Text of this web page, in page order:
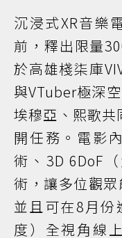
沉浸式XR音樂
前，釋出限量
於高雄棧柒庫
與VTuber極深
埃穆亞、熙歌
開任務。電影
術、3D 6DoF
術，讓多位觀眾
並且可在8月份
度）全視角線